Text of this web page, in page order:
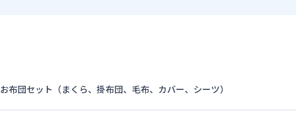
お布団セット（まくら、掛布団、毛布、カバー、シーツ）